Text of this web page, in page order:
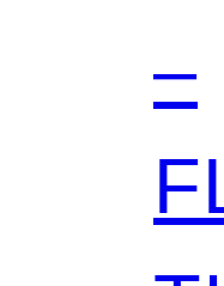
–